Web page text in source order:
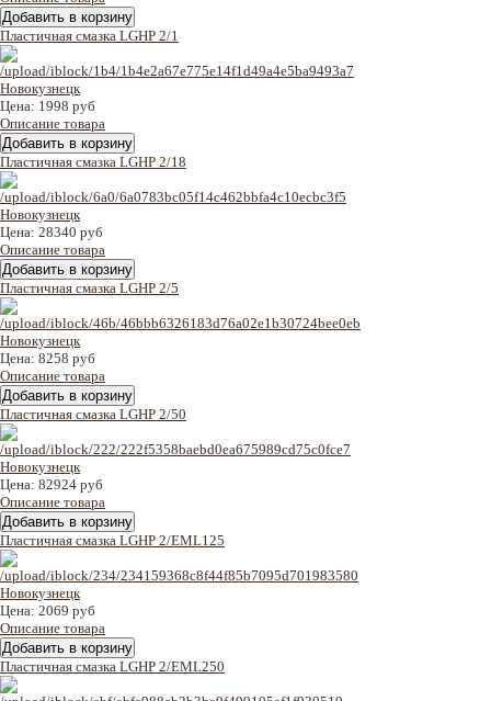
Пластичная смазка LGHP 2/1
Цена: 1998 руб
Описание товара
Пластичная смазка LGHP 2/18
Цена: 28340 руб
Описание товара
Пластичная смазка LGHP 2/5
Цена: 8258 руб
Описание товара
Пластичная смазка LGHP 2/50
Цена: 82924 руб
Описание товара
Пластичная смазка LGHP 2/EML125
Цена: 2069 руб
Описание товара
Пластичная смазка LGHP 2/EML250